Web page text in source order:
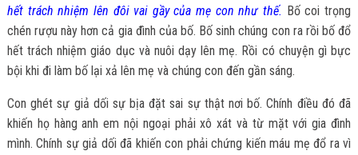
hết trách nhiệm lên đôi vai gầy của mẹ con như thế. Bố coi trọng
chén rượu này hơn cả gia đình của bố. Bố sinh chúng con ra rồi bố đổ
hết trách nhiệm giáo dục và nuôi dạy lên mẹ. Rồi có chuyện gì bực
bội khi đi làm bố lại xả lên mẹ và chúng con đến gần sáng.
Con ghét sự giả dối sự bịa đặt sai sự thật nơi bố. Chính điều đó đã
khiến họ hàng anh em nội ngoại phải xô xát và từ mặt với gia đình
mình. Chính sự giả dối đã khiến con phải chứng kiến máu mẹ đổ ra vì